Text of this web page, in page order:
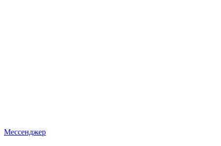
Мессенджер